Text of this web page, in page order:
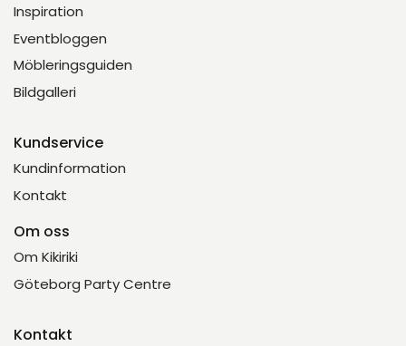
Inspiration
Eventbloggen
Möbleringsguiden
Bildgalleri
Kundservice
Kundinformation
Kontakt
Om oss
Om Kikiriki
Göteborg Party Centre
Kontakt